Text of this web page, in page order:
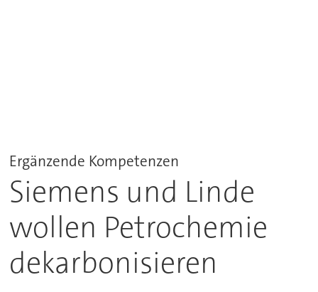
Ergänzende Kompetenzen
Siemens und Linde
wollen Petrochemie
dekarbonisieren